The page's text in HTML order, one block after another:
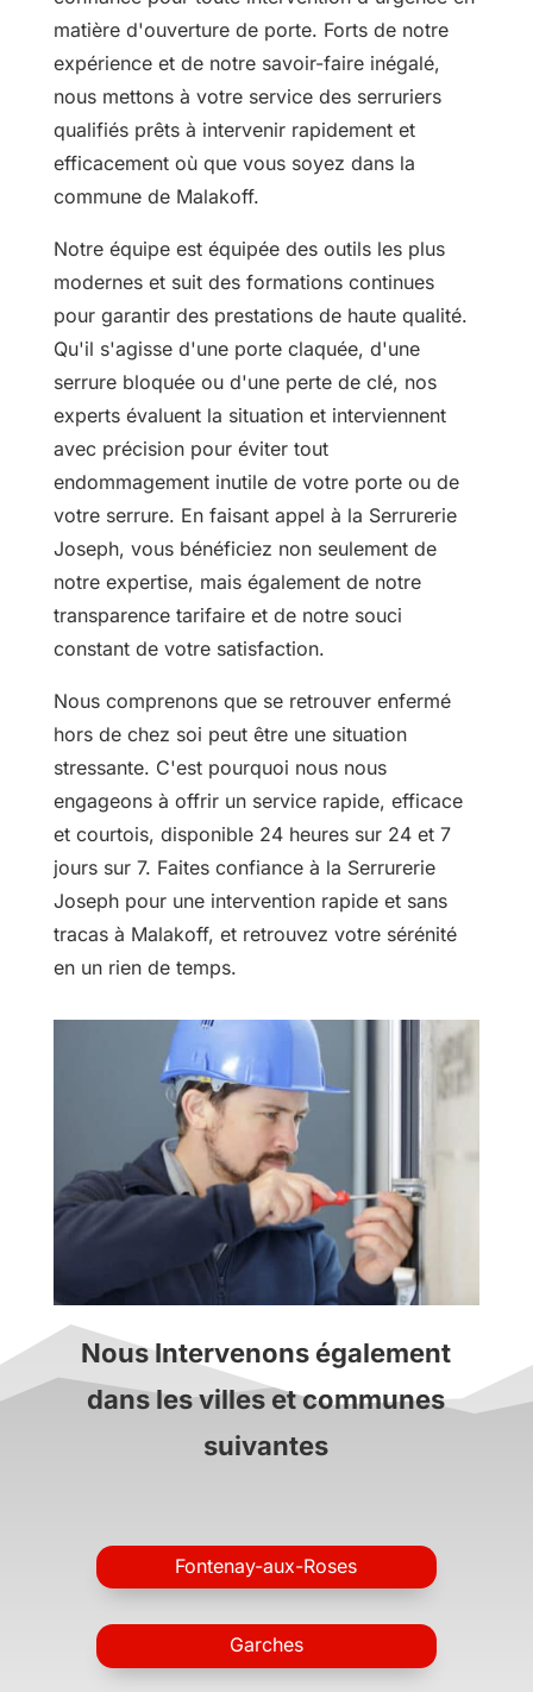
matière d'ouverture de porte. Forts de notre
expérience et de notre savoir-faire inégalé,
nous mettons à votre service des serruriers
qualifiés prêts à intervenir rapidement et
efficacement où que vous soyez dans la
commune de Malakoff.
Notre équipe est équipée des outils les plus
modernes et suit des formations continues
pour garantir des prestations de haute qualité.
Qu'il s'agisse d'une porte claquée, d'une
serrure bloquée ou d'une perte de clé, nos
experts évaluent la situation et interviennent
avec précision pour éviter tout
endommagement inutile de votre porte ou de
votre serrure. En faisant appel à la Serrurerie
Joseph, vous bénéficiez non seulement de
notre expertise, mais également de notre
transparence tarifaire et de notre souci
constant de votre satisfaction.
Nous comprenons que se retrouver enfermé
hors de chez soi peut être une situation
stressante. C'est pourquoi nous nous
engageons à offrir un service rapide, efficace
et courtois, disponible 24 heures sur 24 et 7
jours sur 7. Faites confiance à la Serrurerie
Joseph pour une intervention rapide et sans
tracas à Malakoff, et retrouvez votre sérénité
en un rien de temps.
Nous Intervenons également
dans les villes et communes
suivantes
Fontenay-aux-Roses
Garches